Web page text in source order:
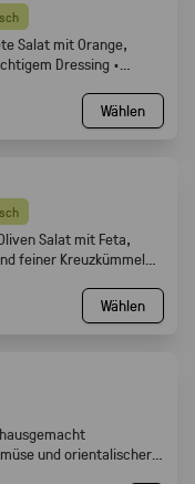
Salat mit Orange,
Dressing ·
Wählen
Salat mit Feta,
feiner Kreuzkümmel
Wählen
und orientalischer